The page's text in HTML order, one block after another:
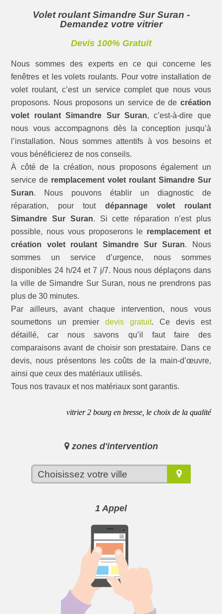
Volet roulant Simandre Sur Suran -
Demandez votre vitrier
Devis 100% Gratuit
Nous sommes des experts en ce qui concerne les
fenêtres et les volets roulants. Pour votre installation de
volet roulant, c’est un service complet que nous vous
proposons. Nous proposons un service de de création
volet roulant Simandre Sur Suran, c’est-à-dire que
nous vous accompagnons dès la conception jusqu’à
l’installation. Nous sommes attentifs à vos besoins et
vous bénéficierez de nos conseils.
À côté de la création, nous proposons également un
service de remplacement volet roulant Simandre Sur
Suran. Nous pouvons établir un diagnostic de
réparation, pour tout dépannage volet roulant
Simandre Sur Suran. Si cette réparation n’est plus
possible, nous vous proposerons le remplacement et
création volet roulant Simandre Sur Suran. Nous
sommes un service d’urgence, nous sommes
disponibles 24 h/24 et 7 j/7. Nous nous déplaçons dans
la ville de Simandre Sur Suran, nous ne prendrons pas
plus de 30 minutes.
Par ailleurs, avant chaque intervention, nous vous
soumettons un premierdevis gratuit. Ce devis est
détaillé, car nous savons qu’il faut faire des
comparaisons avant de choisir son prestataire. Dans ce
devis, nous présentons les coûts de la main-d’œuvre,
ainsi que ceux des matériaux utilisés.
Tous nos travaux et nos matériaux sont garantis.
vitrier 2 bourg en bresse, le choix de la qualité
zones d'intervention
1 Appel